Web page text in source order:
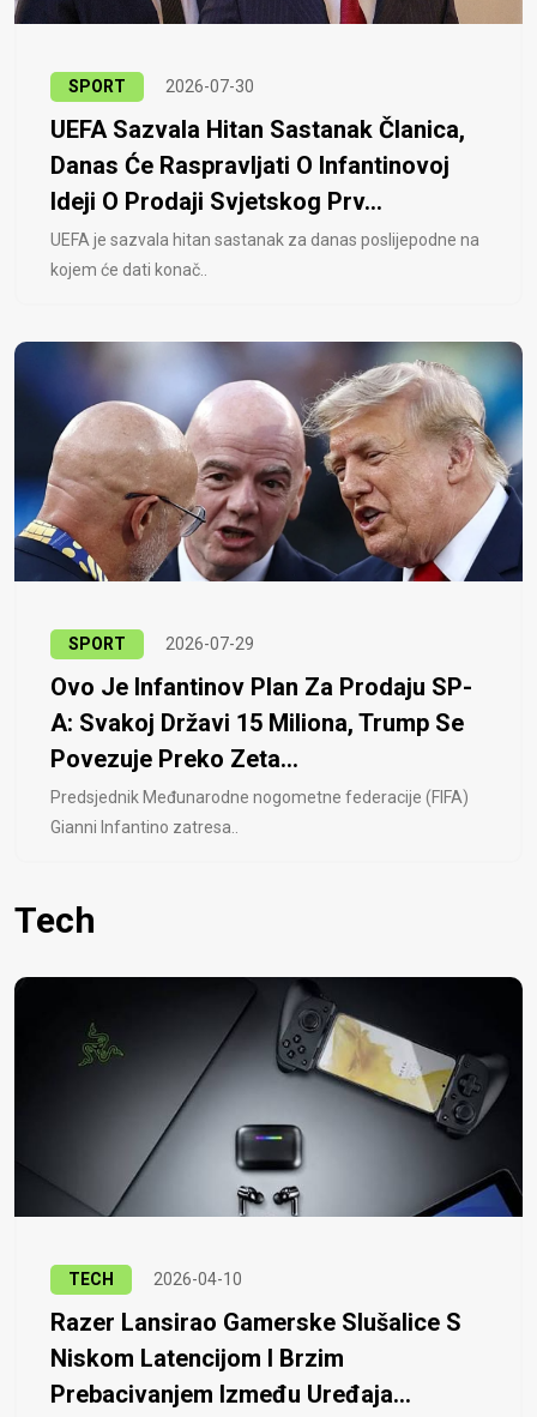
SPORT 2026-07-30
UEFA Sazvala Hitan Sastanak Članica,
Danas Će Raspravljati O Infantinovoj
Ideji O Prodaji Svjetskog Prv...
UEFA je sazvala hitan sastanak za danas poslijepodne na
kojem će dati konač..
SPORT 2026-07-29
Ovo Je Infantinov Plan Za Prodaju SP-
A: Svakoj Državi 15 Miliona, Trump Se
Povezuje Preko Zeta...
Predsjednik Međunarodne nogometne federacije (FIFA)
Gianni Infantino zatresa..
Tech
TECH 2026-04-10
Razer Lansirao Gamerske Slušalice S
Niskom Latencijom I Brzim
Prebacivanjem Između Uređaja...